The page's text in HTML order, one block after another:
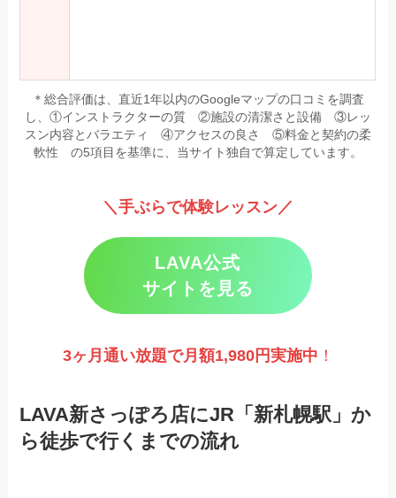
＊総合評価は、直近1年以内のGoogleマップの口コミを調査
し、①インストラクターの質 ②施設の清潔さと設備 ③レッ
スン内容とバラエティ ④アクセスの良さ ⑤料金と契約の柔
軟性 の5項目を基準に、当サイト独自で算定しています。
＼手ぶらで体験レッスン／
LAVA公式
サイトを見る
3ヶ月通い放題で月額1,980円実施中 ！
LAVA新さっぽろ店にJR「新札幌駅」か
ら徒歩で行くまでの流れ